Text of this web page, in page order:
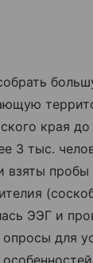
края
3 тыс.
взяты пробы
ЭЭГ и
для